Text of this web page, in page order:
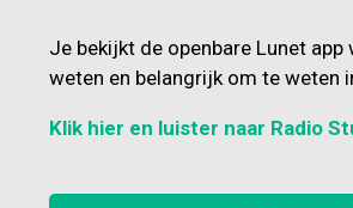
Je bekijkt de openbare Lunet
weten en belangrijk om te weten
Klik hier en luister naar Radio